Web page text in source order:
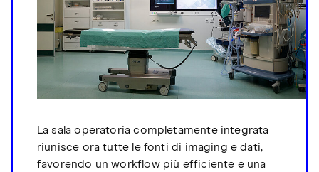
La sala operatoria completamente integrata
riunisce ora tutte le fonti di imaging e dati,
favorendo un workflow più efficiente e una